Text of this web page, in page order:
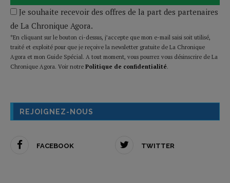
Je souhaite recevoir des offres de la part des partenaires
de La Chronique Agora.
*En cliquant sur le bouton ci-dessus, j’accepte que mon e-mail saisi soit utilisé,
traité et exploité pour que je reçoive la newsletter gratuite de La Chronique
Agora et mon Guide Spécial. A tout moment, vous pourrez vous désinscrire de La
Chronique Agora. Voir notre Politique de confidentialité.
REJOIGNEZ-NOUS
FACEBOOK TWITTER